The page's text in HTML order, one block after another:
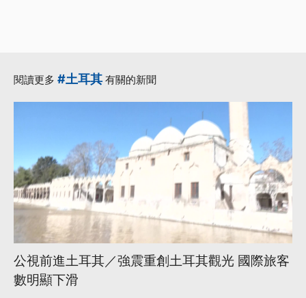
閱讀更多 #土耳其 有關的新聞
公視前進土耳其／強震重創土耳其觀光 國際旅客
數明顯下滑